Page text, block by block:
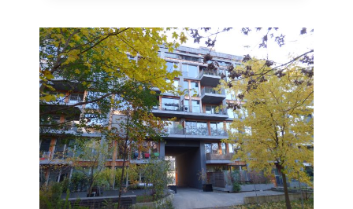
RANDE
BERLINS
***GROSSER B
ALKON***EBK***